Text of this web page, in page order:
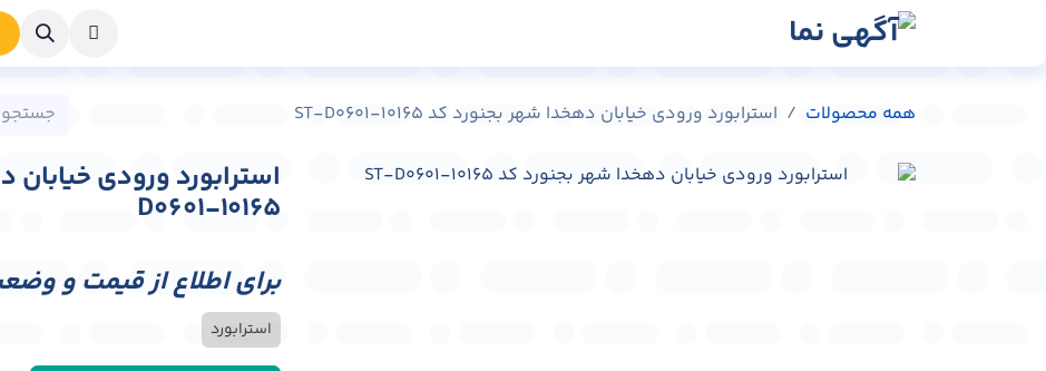
همه محصولات استرابورد ورودی خیابان دهخدا شهر بجنورد کد ST-D0601-10165
D0601-10165
برای اطلاع از قیمت و
استرابورد